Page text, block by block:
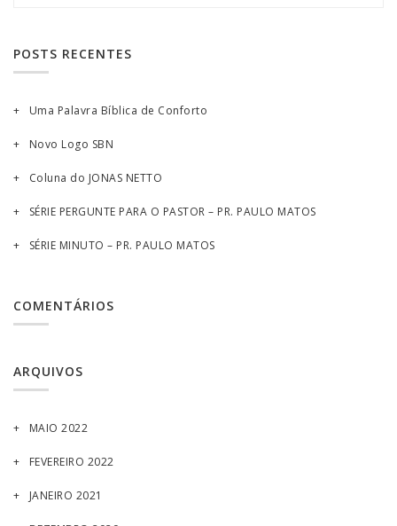
POSTS RECENTES
Uma Palavra Bíblica de Conforto
Novo Logo SBN
Coluna do JONAS NETTO
SÉRIE PERGUNTE PARA O PASTOR – PR. PAULO MATOS
SÉRIE MINUTO – PR. PAULO MATOS
COMENTÁRIOS
ARQUIVOS
MAIO 2022
FEVEREIRO 2022
JANEIRO 2021